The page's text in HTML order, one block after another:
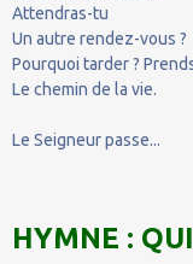
Attendras-tu
Un autre rendez-vous ?
Pourquoi tarder ?
Le chemin de la vie.
Le Seigneur passe...
HYMNE :